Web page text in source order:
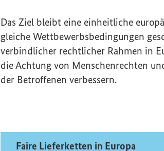
Das Ziel bleibt eine einheitliche
gleiche Wettbewerbsbedingungen
verbindlicher rechtlicher Rahmen in
die Achtung von Menschenrechten
der Betroffenen verbessern.
Faire Lieferketten in Europa